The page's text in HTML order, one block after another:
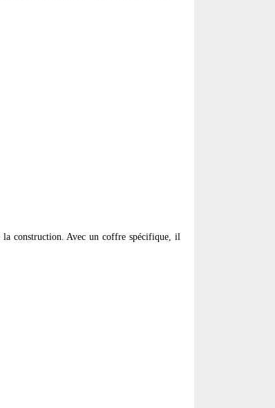
la construction. Avec un coffre spécifique, il